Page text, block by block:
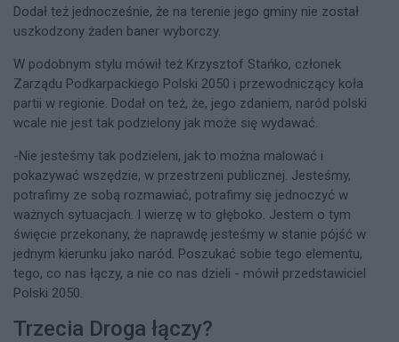
Dodał też jednocześnie, że na terenie jego gminy nie został
uszkodzony żaden baner wyborczy.
W podobnym stylu mówił też Krzysztof Stańko, członek
Zarządu Podkarpackiego Polski 2050 i przewodniczący koła
partii w regionie. Dodał on też, że, jego zdaniem, naród polski
wcale nie jest tak podzielony jak może się wydawać.
-Nie jesteśmy tak podzieleni, jak to można malować i
pokazywać wszędzie, w przestrzeni publicznej. Jesteśmy,
potrafimy ze sobą rozmawiać, potrafimy się jednoczyć w
ważnych sytuacjach. I wierzę w to głęboko. Jestem o tym
święcie przekonany, że naprawdę jesteśmy w stanie pójść w
jednym kierunku jako naród. Poszukać sobie tego elementu,
tego, co nas łączy, a nie co nas dzieli - mówił przedstawiciel
Polski 2050.
Trzecia Droga łączy?